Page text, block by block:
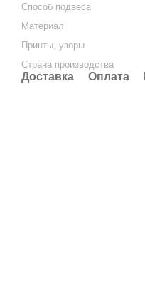
Способ подвеса
Материал
Принты, узоры
Страна производства
Доставка Оплата